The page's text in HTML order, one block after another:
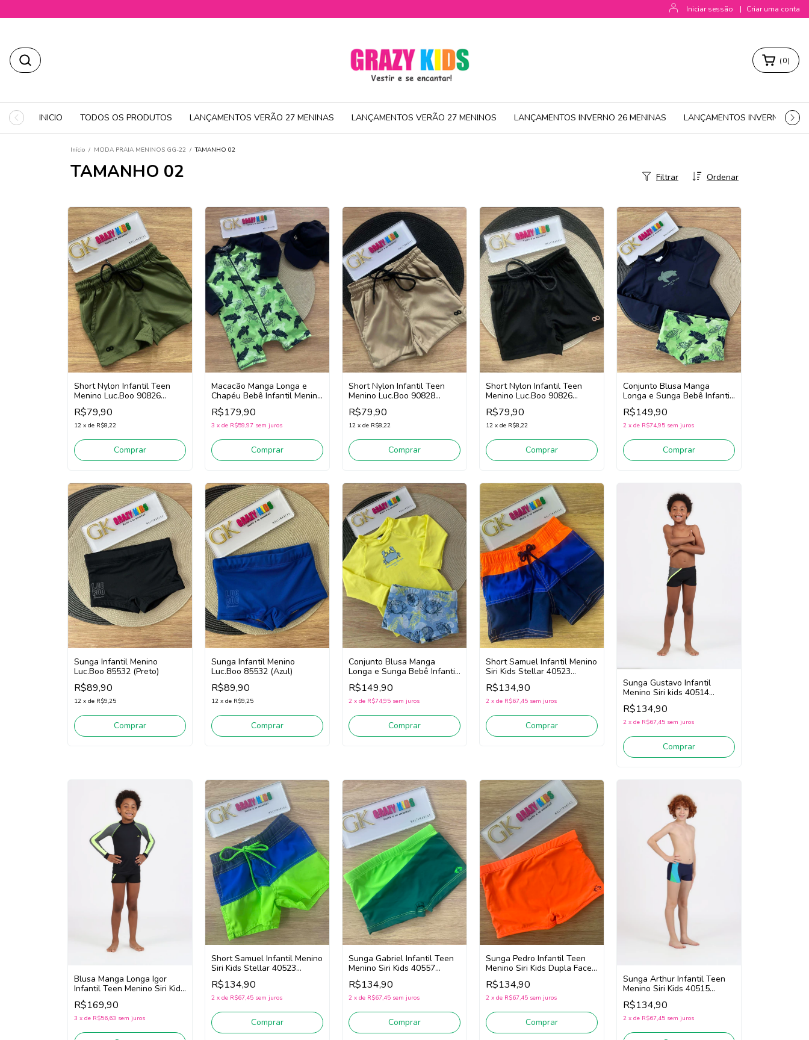
Iniciar sessão | Criar uma conta
(0)
INICIO TODOS OS PRODUTOS LANÇAMENTOS VERÃO 27 MENINAS LANÇAMENTOS VERÃO 27 MENINOS LANÇAMENTOS INVERNO 26 MENINAS LANÇAMENTOS INVERNO 26
Início / MODA PRAIA MENINOS GG-22 / TAMANHO 02
TAMANHO 02 Ordenar
Filtrar
Short Nylon Infantil Teen
Menino Luc.Boo 90826
(Verde)
R$79,90
12 x de R$8,22
Comprar
Macacão Manga Longa e
Chapéu Bebê Infantil Menino
Luc.Boo 85570 (Verde)
R$179,90
3 x de R$59,97 sem juros
Comprar
Short Nylon Infantil Teen
Menino Luc.Boo 90828
(Bege)
R$79,90
12 x de R$8,22
Comprar
Short Nylon Infantil Teen
Menino Luc.Boo 90826
(Preto)
R$79,90
12 x de R$8,22
Comprar
Conjunto Blusa Manga
Longa e Sunga Bebê Infantil
Menino Luc.Boo 85540
(Marinho/Verde)
R$149,90
2 x de R$74,95 sem juros
Comprar
Sunga Infantil Menino
Luc.Boo 85532 (Preto)
R$89,90
12 x de R$9,25
Comprar
Sunga Infantil Menino
Luc.Boo 85532 (Azul)
R$89,90
12 x de R$9,25
Comprar
Conjunto Blusa Manga
Longa e Sunga Bebê Infantil
Menino Luc.Boo 85540
(Amarelo/Azul)
R$149,90
2 x de R$74,95 sem juros
Comprar
Short Samuel Infantil Menino
Siri Kids Stellar 40523
(Laranja/Azul)
R$134,90
2 x de R$67,45 sem juros
Comprar
Sunga Gustavo Infantil
Menino Siri kids 40514
(Preto) Apenas Sunga!
R$134,90
2 x de R$67,45 sem juros
Comprar
Blusa Manga Longa Igor
Infantil Teen Menino Siri Kids
40555 (Preto) Somente
Blusa!
R$169,90
3 x de R$56,63 sem juros
Short Samuel Infantil Menino
Siri Kids Stellar 40523
(Azul/Verde Neon)
R$134,90
2 x de R$67,45 sem juros
Comprar
Sunga Gabriel Infantil Teen
Menino Siri Kids 40557
(Verde)
R$134,90
2 x de R$67,45 sem juros
Comprar
Sunga Pedro Infantil Teen
Menino Siri Kids Dupla Face
Tech 40539 (Laranja
Neon/Preto)
R$134,90
2 x de R$67,45 sem juros
Comprar
Sunga Arthur Infantil Teen
Menino Siri Kids 40515
(Marinho) Apenas Sunga!
R$134,90
2 x de R$67,45 sem juros